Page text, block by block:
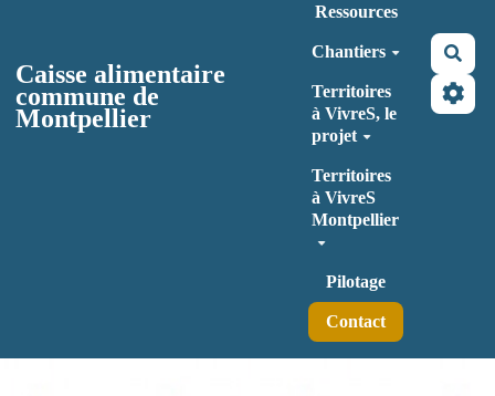
Caisse alimentaire
commune de
Montpellier
Ressources
Chantiers
Territoires
à VivreS, le
projet
Territoires
à VivreS
Montpellier
Pilotage
Contact